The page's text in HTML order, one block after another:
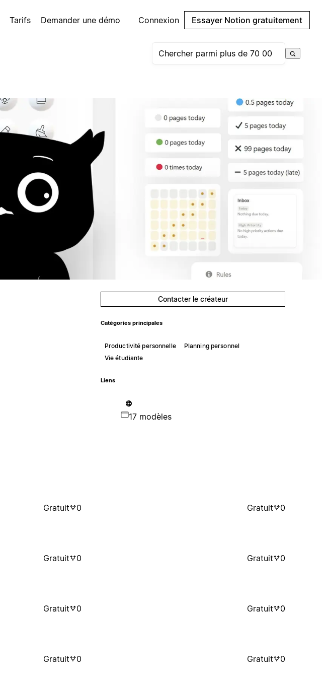
Tarifs Demander une démo Connexion Essayer Notion gratuitement
Contacter le créateur
Catégories principales
Productivité personnelle
Planning personnel
Vie étudiante
Liens
17 modèles
Gratuit 0 Gratuit 0
Gratuit 0 Gratuit 0
Gratuit 0 Gratuit 0
Gratuit 0 Gratuit 0